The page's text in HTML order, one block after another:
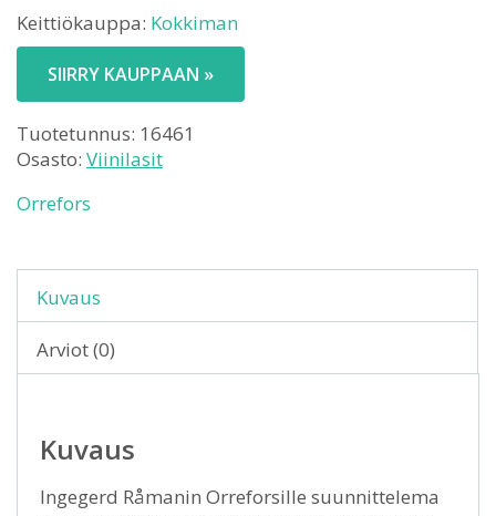
Keittiökauppa: Kokkiman
SIIRRY KAUPPAAN »
Tuotetunnus: 16461
Osasto: Viinilasit
Orrefors
Kuvaus
Arviot (0)
Kuvaus
Ingegerd Råmanin Orreforsille suunnittelema